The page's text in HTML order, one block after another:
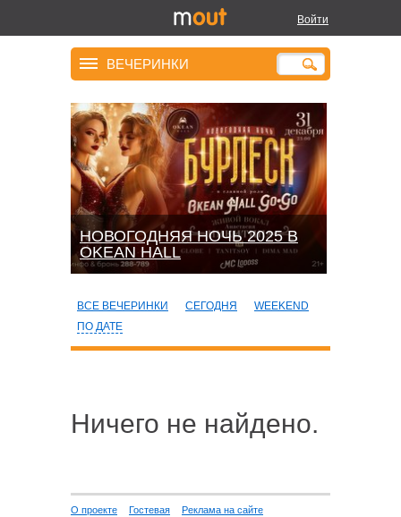
Войти
ВЕЧЕРИНКИ
НОВОГОДНЯЯ НОЧЬ 2025 В
OKEАN HALL
ВСЕ ВЕЧЕРИНКИ СЕГОДНЯ
WEEKEND
ПО ДАТЕ
Ничего не найдено.
О проекте Гостевая Реклама на сайте